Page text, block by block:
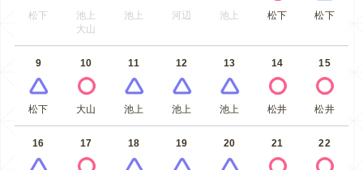
松下
池上
大山
池上 河辺 池上 松下 松下
9
松下
10
大山
11
池上
12
池上
13
池上
14
松井
15
松井
16 17 18 19 20 21 22